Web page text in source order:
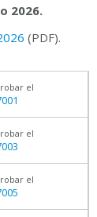
2026.
(PDF).
el
el
el